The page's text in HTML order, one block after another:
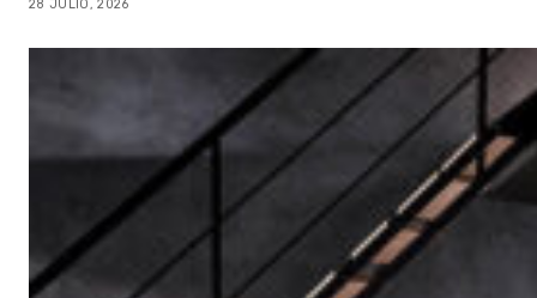
28 JULIO, 2026